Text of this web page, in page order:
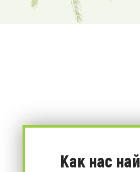
Как нас